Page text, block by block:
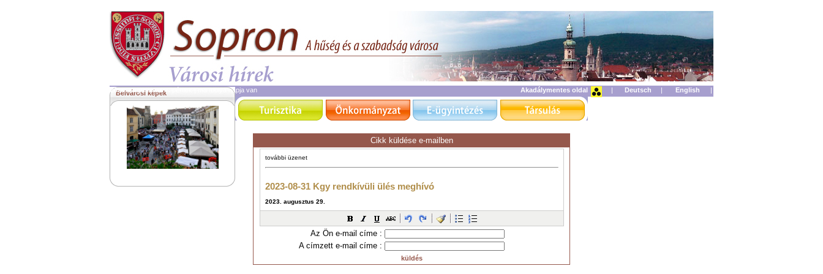
2026. augusztus 7.péntek | ma Ibolya napja van | | |
Akadálymentes oldal
Belvárosi képek
Cikk küldése e-mailben
Az Ön e-mail címe :
A címzett e-mail címe :